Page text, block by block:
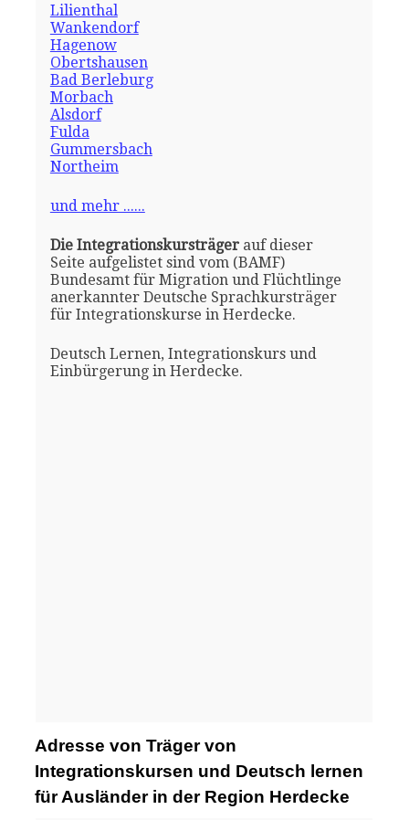
Lilienthal
Wankendorf
Hagenow
Obertshausen
Bad Berleburg
Morbach
Alsdorf
Fulda
Gummersbach
Northeim
und mehr ......
Die Integrationskursträgerauf dieser
Seite aufgelistet sind vom (BAMF)
Bundesamt für Migration und Flüchtlinge
anerkannter Deutsche Sprachkursträger
für Integrationskurse in Herdecke.
Deutsch Lernen, Integrationskurs und
Einbürgerung in Herdecke.
Adresse von Träger von
Integrationskursen und Deutsch lernen
für Ausländer in der Region Herdecke